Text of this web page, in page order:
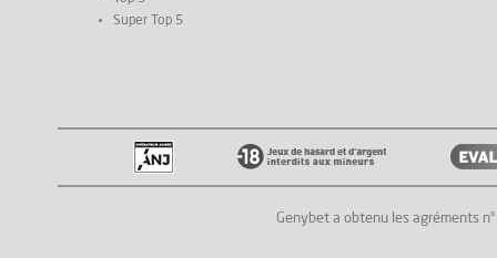
Super Top 5
Genybet a obtenu les agréments